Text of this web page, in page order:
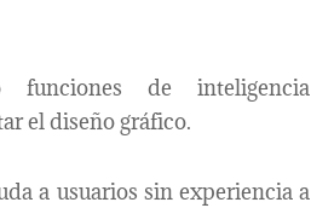
funciones de inteligencia
el diseño gráfico.
a usuarios sin experiencia a